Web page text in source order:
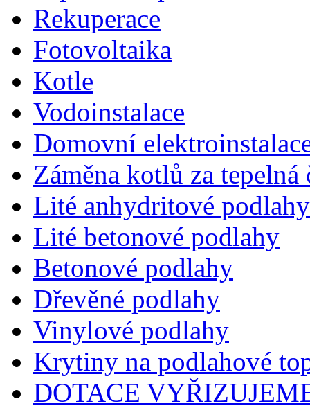
Rekuperace
Fotovoltaika
Kotle
Vodoinstalace
Domovní
Záměna kotlů za tepelná
Lité anhydritové podlahy
Lité betonové podlahy
Betonové podlahy
Dřevěné podlahy
Vinylové podlahy
Krytiny na podlahové
DOTACE